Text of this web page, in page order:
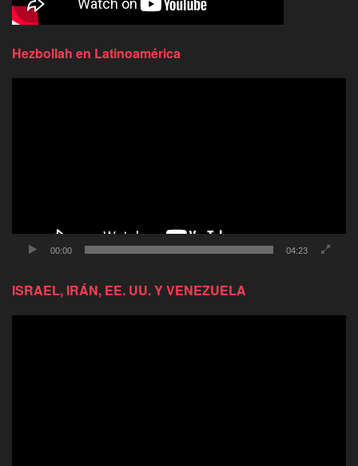
Hezbollah en Latinoamérica
00:00 04:23
ISRAEL, IRÁN, EE. UU. Y VENEZUELA